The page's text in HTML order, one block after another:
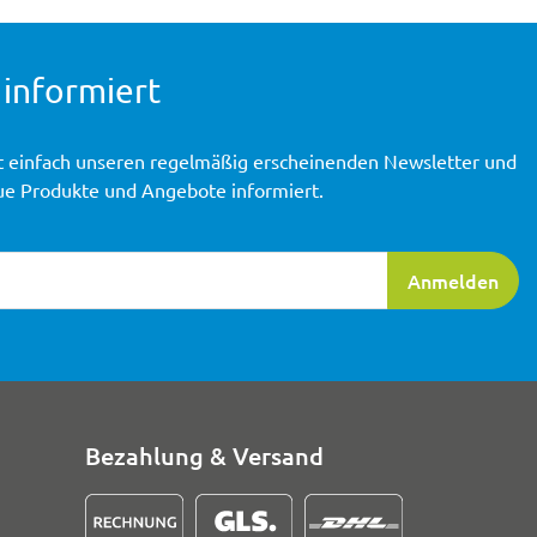
informiert
Anmelden
unseren regelmäßig erscheinenden Newsletter und
Produkte und Angebote informiert.
Bezahlung & Versand